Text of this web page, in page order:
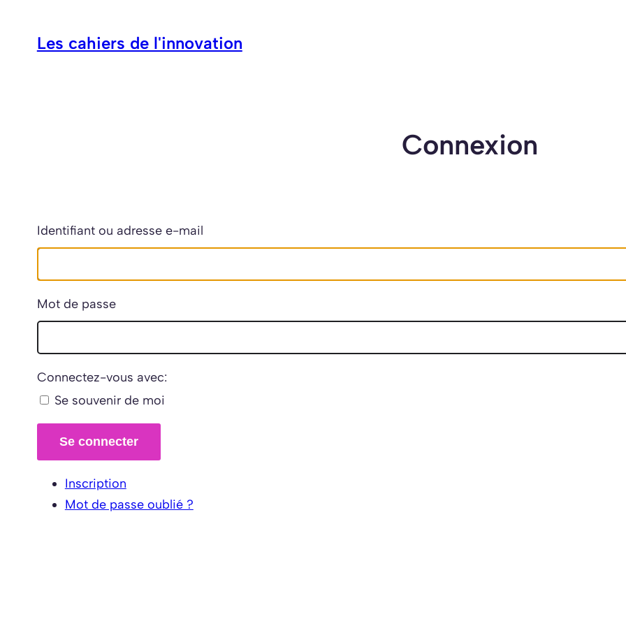
Les cahiers de l'innovation
Connexion
Identifiant ou adresse e-mail
Mot de passe
Connectez-vous avec:
Se souvenir de moi
Se connecter
Inscription
Mot de passe oublié ?